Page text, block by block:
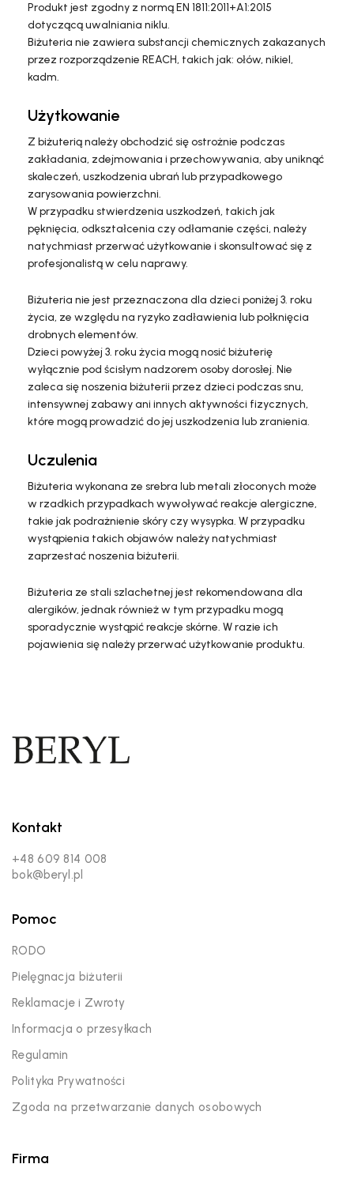
Produkt jest zgodny z normą EN 1811:2011+A1:2015
dotyczącą uwalniania niklu.
Biżuteria nie zawiera substancji chemicznych zakazanych
przez rozporządzenie REACH, takich jak: ołów, nikiel,
kadm.
Użytkowanie
Z biżuterią należy obchodzić się ostrożnie podczas
zakładania, zdejmowania i przechowywania, aby uniknąć
skaleczeń, uszkodzenia ubrań lub przypadkowego
zarysowania powierzchni.
W przypadku stwierdzenia uszkodzeń, takich jak
pęknięcia, odkształcenia czy odłamanie części, należy
natychmiast przerwać użytkowanie i skonsultować się z
profesjonalistą w celu naprawy.
Biżuteria nie jest przeznaczona dla dzieci poniżej 3. roku
życia, ze względu na ryzyko zadławienia lub połknięcia
drobnych elementów.
Dzieci powyżej 3. roku życia mogą nosić biżuterię
wyłącznie pod ścisłym nadzorem osoby dorosłej. Nie
zaleca się noszenia biżuterii przez dzieci podczas snu,
intensywnej zabawy ani innych aktywności fizycznych,
które mogą prowadzić do jej uszkodzenia lub zranienia.
Uczulenia
Biżuteria wykonana ze srebra lub metali złoconych może
w rzadkich przypadkach wywoływać reakcje alergiczne,
takie jak podrażnienie skóry czy wysypka. W przypadku
wystąpienia takich objawów należy natychmiast
zaprzestać noszenia biżuterii.
Biżuteria ze stali szlachetnej jest rekomendowana dla
alergików, jednak również w tym przypadku mogą
sporadycznie wystąpić reakcje skórne. W razie ich
pojawienia się należy przerwać użytkowanie produktu.
Kontakt
+48 609 814 008
bok@beryl.pl
Pomoc
RODO
Pielęgnacja biżuterii
Reklamacje i Zwroty
Informacja o przesyłkach
Regulamin
Polityka Prywatności
Zgoda na przetwarzanie danych osobowych
Firma